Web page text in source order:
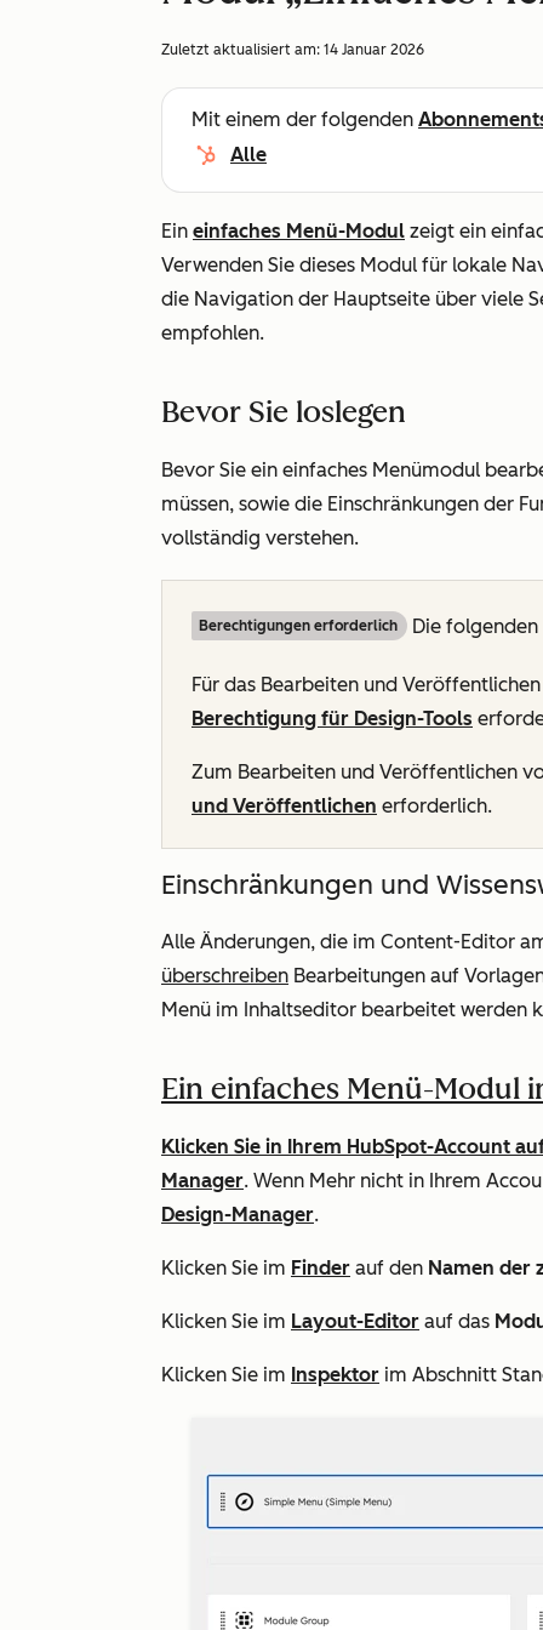
Zuletzt aktualisiert am: 14 Januar 2026
Mit einem der folgenden
Alle
Ein einfaches Menü-Modul zeigt ein
Verwenden Sie dieses Modul für lokale
die Navigation der Hauptseite über viele
empfohlen.
Bevor Sie loslegen
Bevor Sie ein einfaches Menümodul
müssen, sowie die Einschränkungen der
vollständig verstehen.
Berechtigungen erforderlich Die
Für das Bearbeiten und
Berechtigung für Design-Tools
Zum Bearbeiten und Veröffentlichen
und Veröffentlichen erforderlich.
Einschränkungen und
Alle Änderungen, die im Content-Editor
überschreiben Bearbeitungen auf
Menü im Inhaltseditor bearbeitet werden
Ein einfaches Menü-Modul
Klicken Sie in Ihrem HubSpot-Account
Manager. Wenn Mehr nicht in Ihrem
Design-Manager.
Klicken Sie im Finder auf den Namen der
Klicken Sie im Layout-Editor auf das
Klicken Sie im Inspektor im Abschnitt